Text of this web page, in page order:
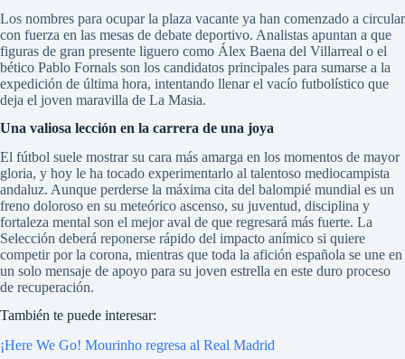
Los nombres para ocupar la plaza vacante ya han comenzado a circular
con fuerza en las mesas de debate deportivo. Analistas apuntan a que
figuras de gran presente liguero como Álex Baena del Villarreal o el
bético Pablo Fornals son los candidatos principales para sumarse a la
expedición de última hora, intentando llenar el vacío futbolístico que
deja el joven maravilla de La Masia.
Una valiosa lección en la carrera de una joya
El fútbol suele mostrar su cara más amarga en los momentos de mayor
gloria, y hoy le ha tocado experimentarlo al talentoso mediocampista
andaluz. Aunque perderse la máxima cita del balompié mundial es un
freno doloroso en su meteórico ascenso, su juventud, disciplina y
fortaleza mental son el mejor aval de que regresará más fuerte. La
Selección deberá reponerse rápido del impacto anímico si quiere
competir por la corona, mientras que toda la afición española se une en
un solo mensaje de apoyo para su joven estrella en este duro proceso
de recuperación.
También te puede interesar:
¡Here We Go! Mourinho regresa al Real Madrid